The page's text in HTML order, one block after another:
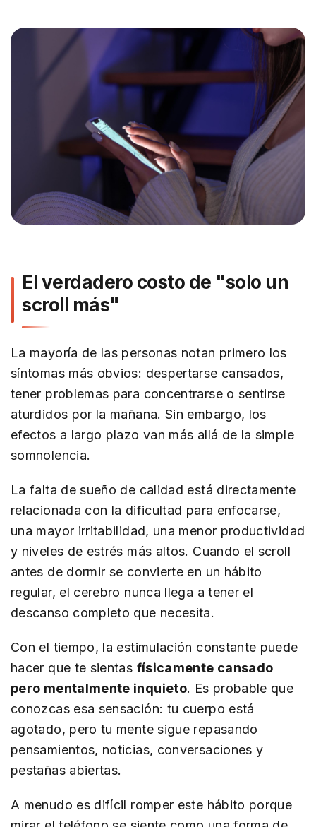
El verdadero costo de "solo un
scroll más"
La mayoría de las personas notan primero los
síntomas más obvios: despertarse cansados,
tener problemas para concentrarse o sentirse
aturdidos por la mañana. Sin embargo, los
efectos a largo plazo van más allá de la simple
somnolencia.
La falta de sueño de calidad está directamente
relacionada con la dificultad para enfocarse,
una mayor irritabilidad, una menor productividad
y niveles de estrés más altos. Cuando el scroll
antes de dormir se convierte en un hábito
regular, el cerebro nunca llega a tener el
descanso completo que necesita.
Con el tiempo, la estimulación constante puede
hacer que te sientas físicamente cansado
pero mentalmente inquieto. Es probable que
conozcas esa sensación: tu cuerpo está
agotado, pero tu mente sigue repasando
pensamientos, noticias, conversaciones y
pestañas abiertas.
A menudo es difícil romper este hábito porque